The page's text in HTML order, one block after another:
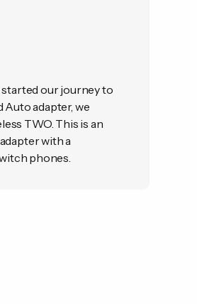
our journey to
adapter, we
TWO. This is an
with a
phones.